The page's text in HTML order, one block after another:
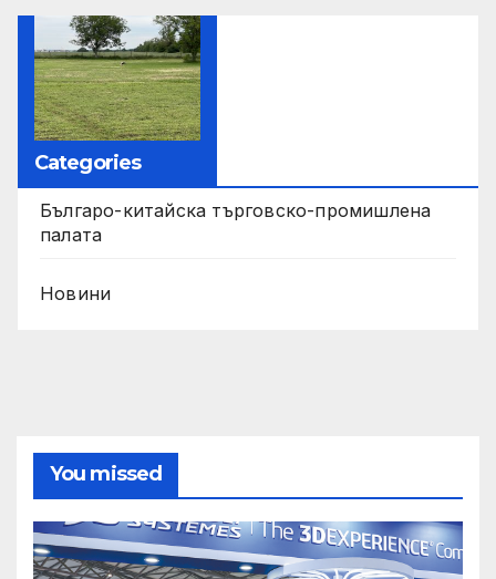
Categories
Българо-китайска търговско-промишлена
палата
Новини
You missed